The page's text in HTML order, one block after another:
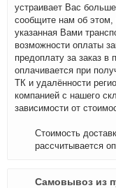
устраивает Вас
сообщите нам об
указанная Вами
возможности оплаты
предоплату за заказ в
оплачивается при
ТК и удалённости
компанией с нашего
зависимости от
Стоимость
рассчитывается
Самовывоз из